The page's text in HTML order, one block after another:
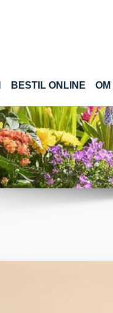
BESTIL ONLINE